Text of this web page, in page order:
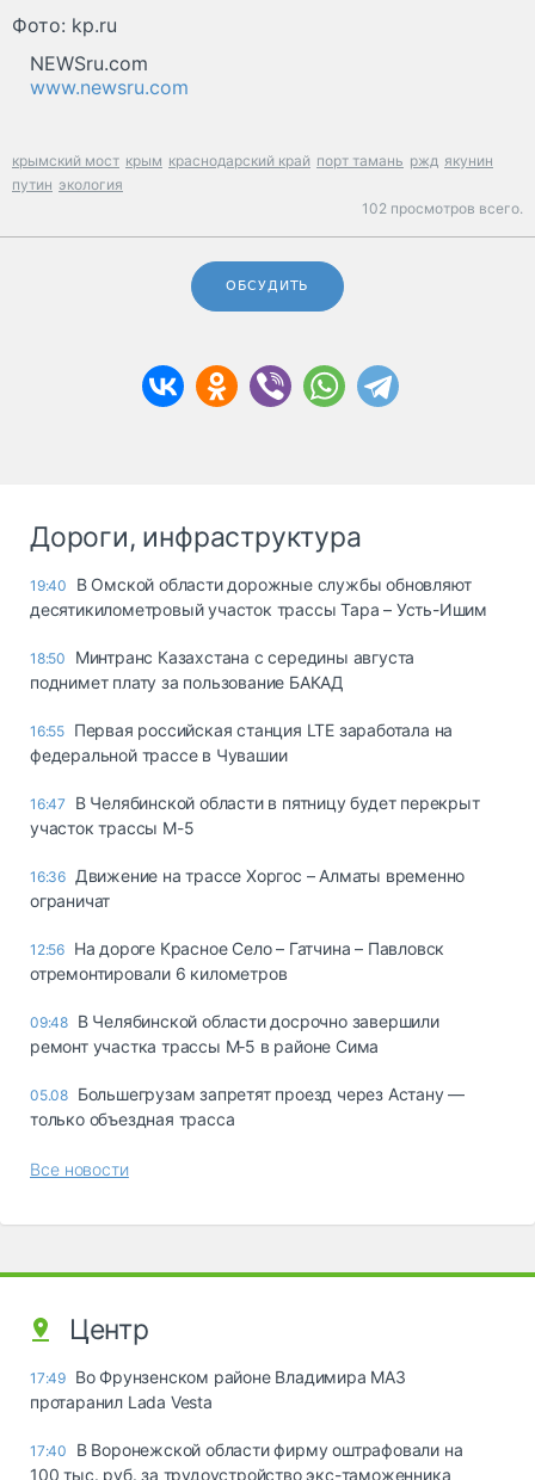
Фото: kp.ru
NEWSru.com
www.newsru.com
крымский мост крым краснодарский край порт тамань ржд якунин
путин экология
102 просмотров всего.
ОБСУДИТЬ
Дороги, инфраструктура
19:40
В Омской области дорожные службы обновляют
десятикилометровый участок трассы Тара – Усть-Ишим
18:50
Минтранс Казахстана с середины августа
поднимет плату за пользование БАКАД
16:55 Первая российская станция LTE заработала на
федеральной трассе в Чувашии
16:47
В Челябинской области в пятницу будет перекрыт
участок трассы М-5
16:36 Движение на трассе Хоргос – Алматы временно
ограничат
12:56 На дороге Красное Село – Гатчина – Павловск
отремонтировали 6 километров
09:48 В Челябинской области досрочно завершили
ремонт участка трассы М‑5 в районе Сима
05.08 Большегрузам запретят проезд через Астану —
только объездная трасса
Все новости
Центр
17:49 Во Фрунзенском районе Владимира МАЗ
протаранил Lada Vesta
17:40
В Воронежской области фирму оштрафовали на
100 тыс. руб. за трудоустройство экс-таможенника